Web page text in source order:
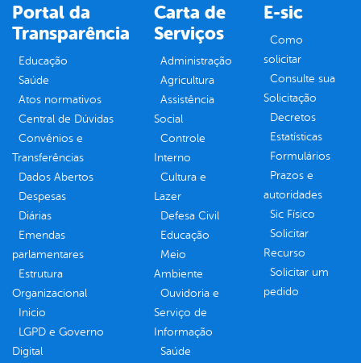
Portal da
Transparência
Educação
Saúde
Atos normativos
Central de Dúvidas
Convênios e
Transferências
Dados Abertos
Despesas
Diárias
Emendas
parlamentares
Estrutura
Organizacional
Inicio
LGPD e Governo
Digital
Carta de
Serviços
Administração
Agricultura
Assistência
Social
Controle
Interno
Cultura e
Lazer
Defesa Civil
Educação
Meio
Ambiente
Ouvidoria e
Serviço de
Informação
Saúde
E-sic
Como
solicitar
Consulte sua
Solicitação
Decretos
Estatísticas
Formulários
Prazos e
autoridades
Sic Físico
Solicitar
Recurso
Solicitar um
pedido